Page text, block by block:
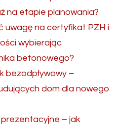
na etapie planowania?
uwagę na certyfikat PZH i
wybierając
betonowego?
bezodpływowy –
dom dla nowego
– jak